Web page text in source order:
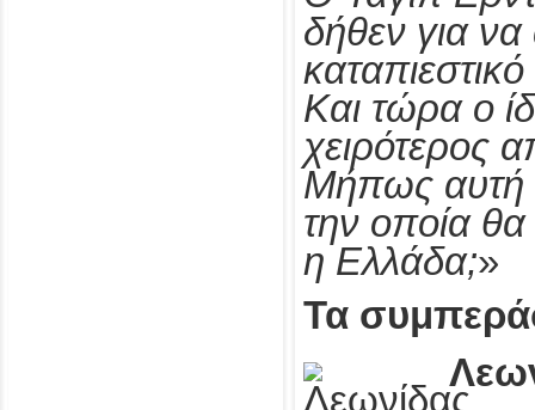
δήθεν για να
Και τώρα ο
χειρότερος
Μήπως αυτή
την οποία
η Ελλάδα;»
Τα